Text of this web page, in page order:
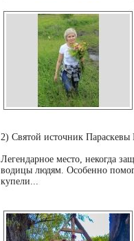
2) Святой источник
Легендарное место, некогда
водицы людям. Особенно
купели...